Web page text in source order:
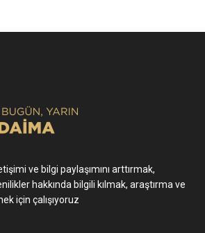
ve bilgi paylaşımını arttırmak,
hakkında bilgili kılmak, araştırma ve
için çalışıyoruz